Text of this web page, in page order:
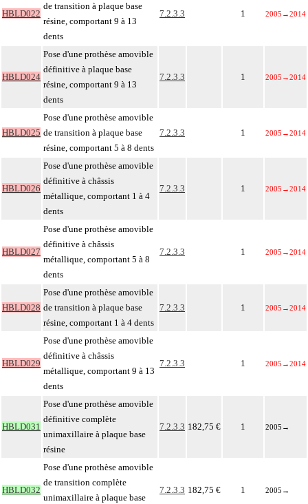
HBLD022
de transition à plaque base
résine, comportant 9 à 13
dents
7.2.3.3 1 2005 →2014
HBLD024
Pose d'une prothèse amovible
définitive à plaque base
résine, comportant 9 à 13
dents
7.2.3.3 1 2005 →2014
HBLD025
Pose d'une prothèse amovible
de transition à plaque base
résine, comportant 5 à 8 dents
7.2.3.3 1 2005 →2014
HBLD026
Pose d'une prothèse amovible
définitive à châssis
métallique, comportant 1 à 4
dents
7.2.3.3 1 2005 →2014
HBLD027
Pose d'une prothèse amovible
définitive à châssis
métallique, comportant 5 à 8
dents
7.2.3.3 1 2005 →2014
HBLD028
Pose d'une prothèse amovible
de transition à plaque base
résine, comportant 1 à 4 dents
7.2.3.3 1 2005 →2014
HBLD029
Pose d'une prothèse amovible
définitive à châssis
métallique, comportant 9 à 13
dents
7.2.3.3 1 2005 →2014
HBLD031
Pose d'une prothèse amovible
définitive complète
unimaxillaire à plaque base
résine
7.2.3.3 182,75 € 1 2005 →
HBLD032
Pose d'une prothèse amovible
de transition complète
unimaxillaire à plaque base
7.2.3.3 182,75 € 1 2005 →